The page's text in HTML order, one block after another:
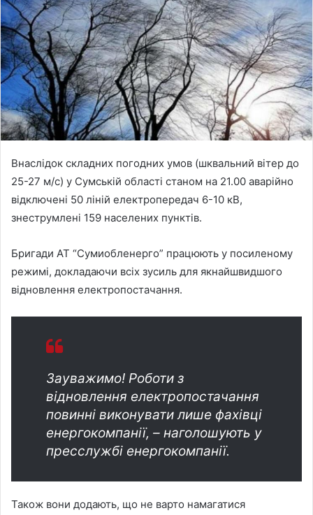
n
e
m
a
i
l
Внаслідок складних погодних умов (шквальний вітер до
25-27 м/с) у Сумській області станом на 21.00 аварійно
відключені 50 ліній електропередач 6-10 кВ,
знеструмлені 159 населених пунктів.
Бригади АТ “Сумиобленерго” працюють у посиленому
режимі, докладаючи всіх зусиль для якнайшвидшого
відновлення електропостачання.
Зауважимо! Роботи з
відновлення електропостачання
повинні виконувати лише фахівці
енергокомпанії, – наголошують у
пресслужбі енергокомпанії.
Також вони додають, що не варто намагатися